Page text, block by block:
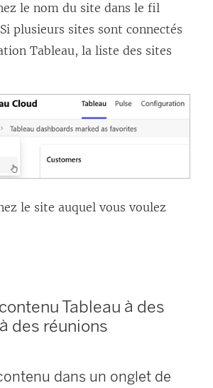
le nom du site dans le fil
plusieurs sites sont connectés
Tableau, la liste des sites
le site auquel vous voulez
Tableau à des
des réunions
dans un onglet de